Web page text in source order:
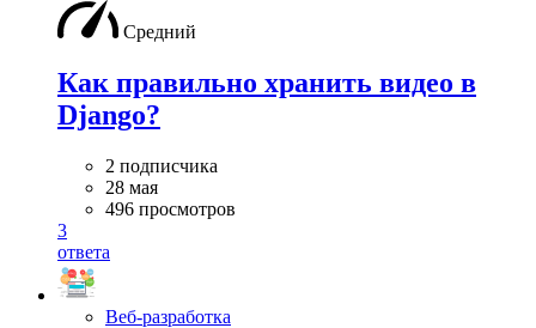
Средний
Как правильно хранить видео в
Django?
2 подписчика
28 мая
496 просмотров
3
ответа
Веб-разработка